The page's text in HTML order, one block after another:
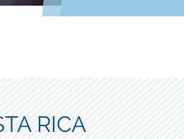
RICA